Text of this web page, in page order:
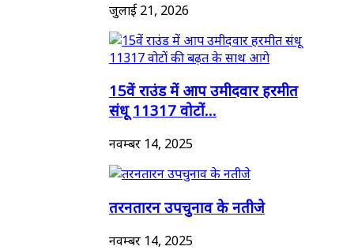
जुलाई 21, 2026
15वें राउंड में आप उमीदवार हरमीत
संधू 11317 वोटों...
नवम्बर 14, 2025
तरनतारन उपचुनाव के नतीजे
नवम्बर 14, 2025